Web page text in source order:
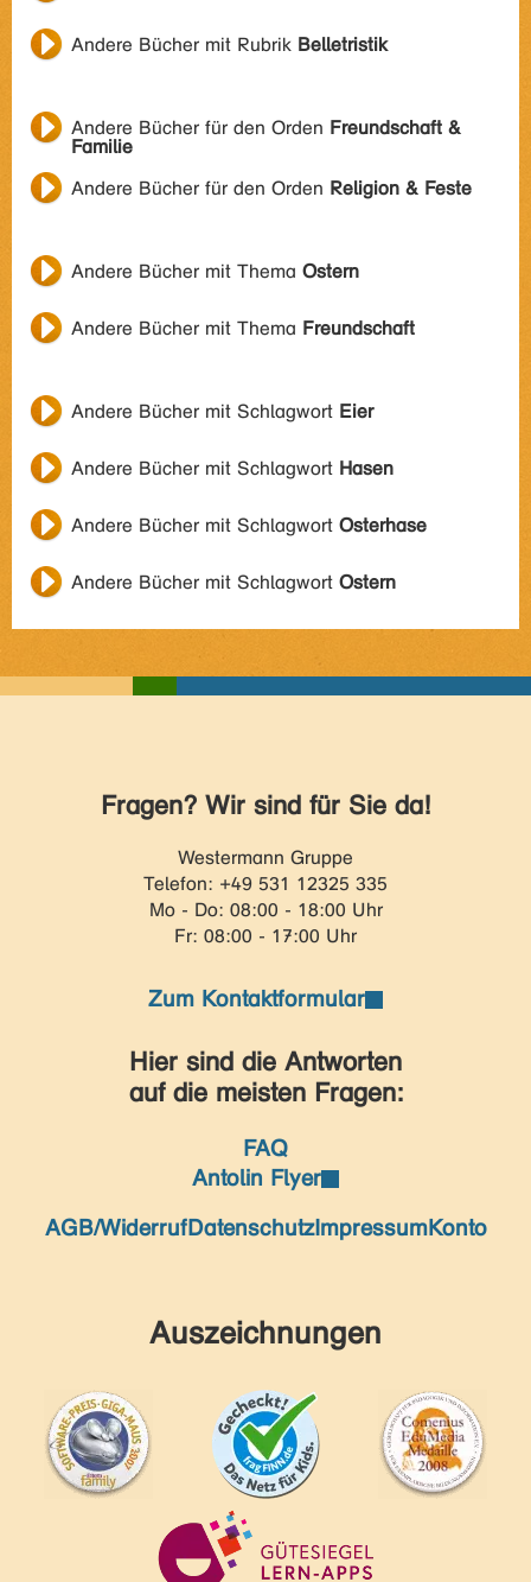
Andere Bücher mit Rubrik Belletristik
Andere Bücher für den Orden Freundschaft &
Familie
Andere Bücher für den Orden Religion & Feste
Andere Bücher mit Thema Ostern
Andere Bücher mit Thema Freundschaft
Andere Bücher mit Schlagwort Eier
Andere Bücher mit Schlagwort Hasen
Andere Bücher mit Schlagwort Osterhase
Andere Bücher mit Schlagwort Ostern